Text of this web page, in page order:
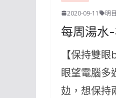
2020-09-11 明目
每周湯水
【保持雙
眼望電腦多
攰，想保持